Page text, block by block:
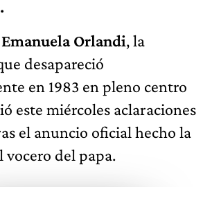
Emanuela Orlandi, la
desapareció
en 1983 en pleno centro
este miércoles aclaraciones
el anuncio oficial hecho la
vocero del papa.